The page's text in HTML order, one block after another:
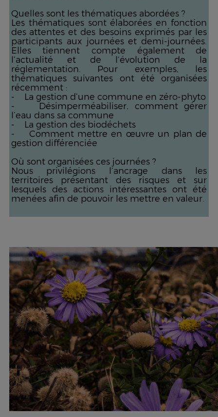
Quelles sont les thématiques abordées ?
Les thématiques sont élaborées en fonction
des attentes et des besoins exprimés par les
participants aux journées et demi-journées.
Elles tiennent compte également de
l’actualité et de l’évolution de la
réglementation. Pour exemples, les
thématiques suivantes ont été organisées
récemment :
- La gestion d’une commune en zéro-phyto
- Désimperméabiliser, comment gérer
l’eau dans sa commune
- La gestion des biodéchets
- Comment mettre en œuvre un plan de
gestion différenciée
Où sont organisées ces journées ?
Nous privilégions l’ancrage dans les
territoires présentant des risques et sur
lesquels des actions intéressantes ont été
menées afin de pouvoir les mettre en valeur.